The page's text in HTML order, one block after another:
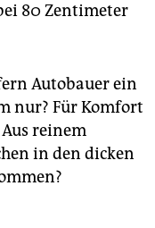
80 Zentimeter
Autobauer ein
nur? Für Komfort
reinem
in den dicken